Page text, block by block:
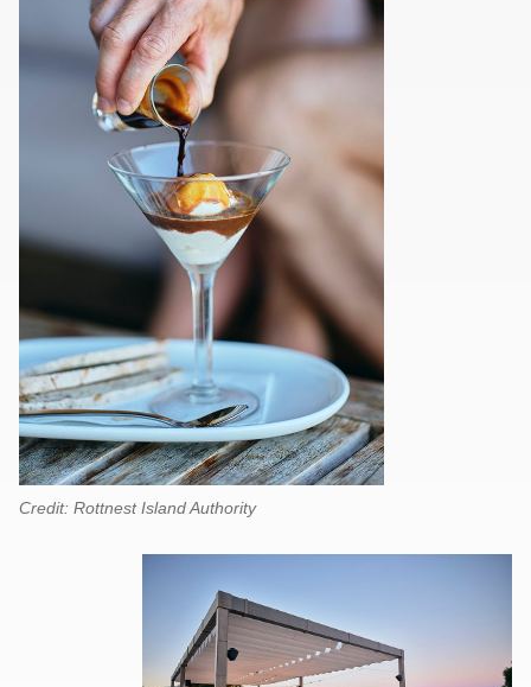
Credit: Rottnest Island Authority